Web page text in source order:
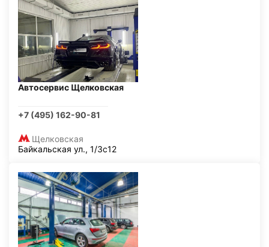
Автосервис Щелковская
+7 (495) 162-90-81
Щелковская
Байкальская ул., 1/3с12